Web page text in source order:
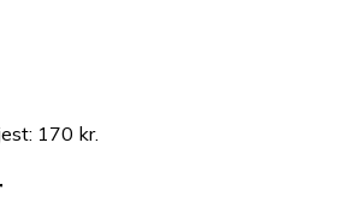
: 170 kr.